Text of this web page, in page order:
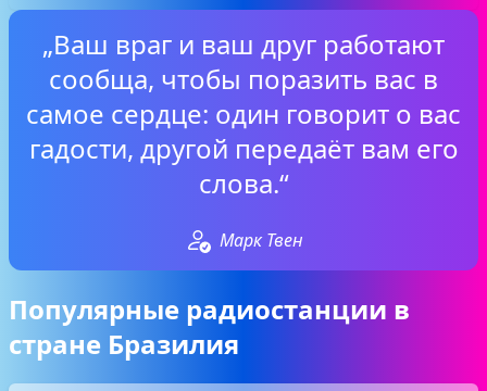
„Ваш враг и ваш друг работают
сообща, чтобы поразить вас в
самое сердце: один говорит о вас
гадости, другой передаёт вам его
слова.“
Марк Твен
Популярные радиостанции в
стране Бразилия